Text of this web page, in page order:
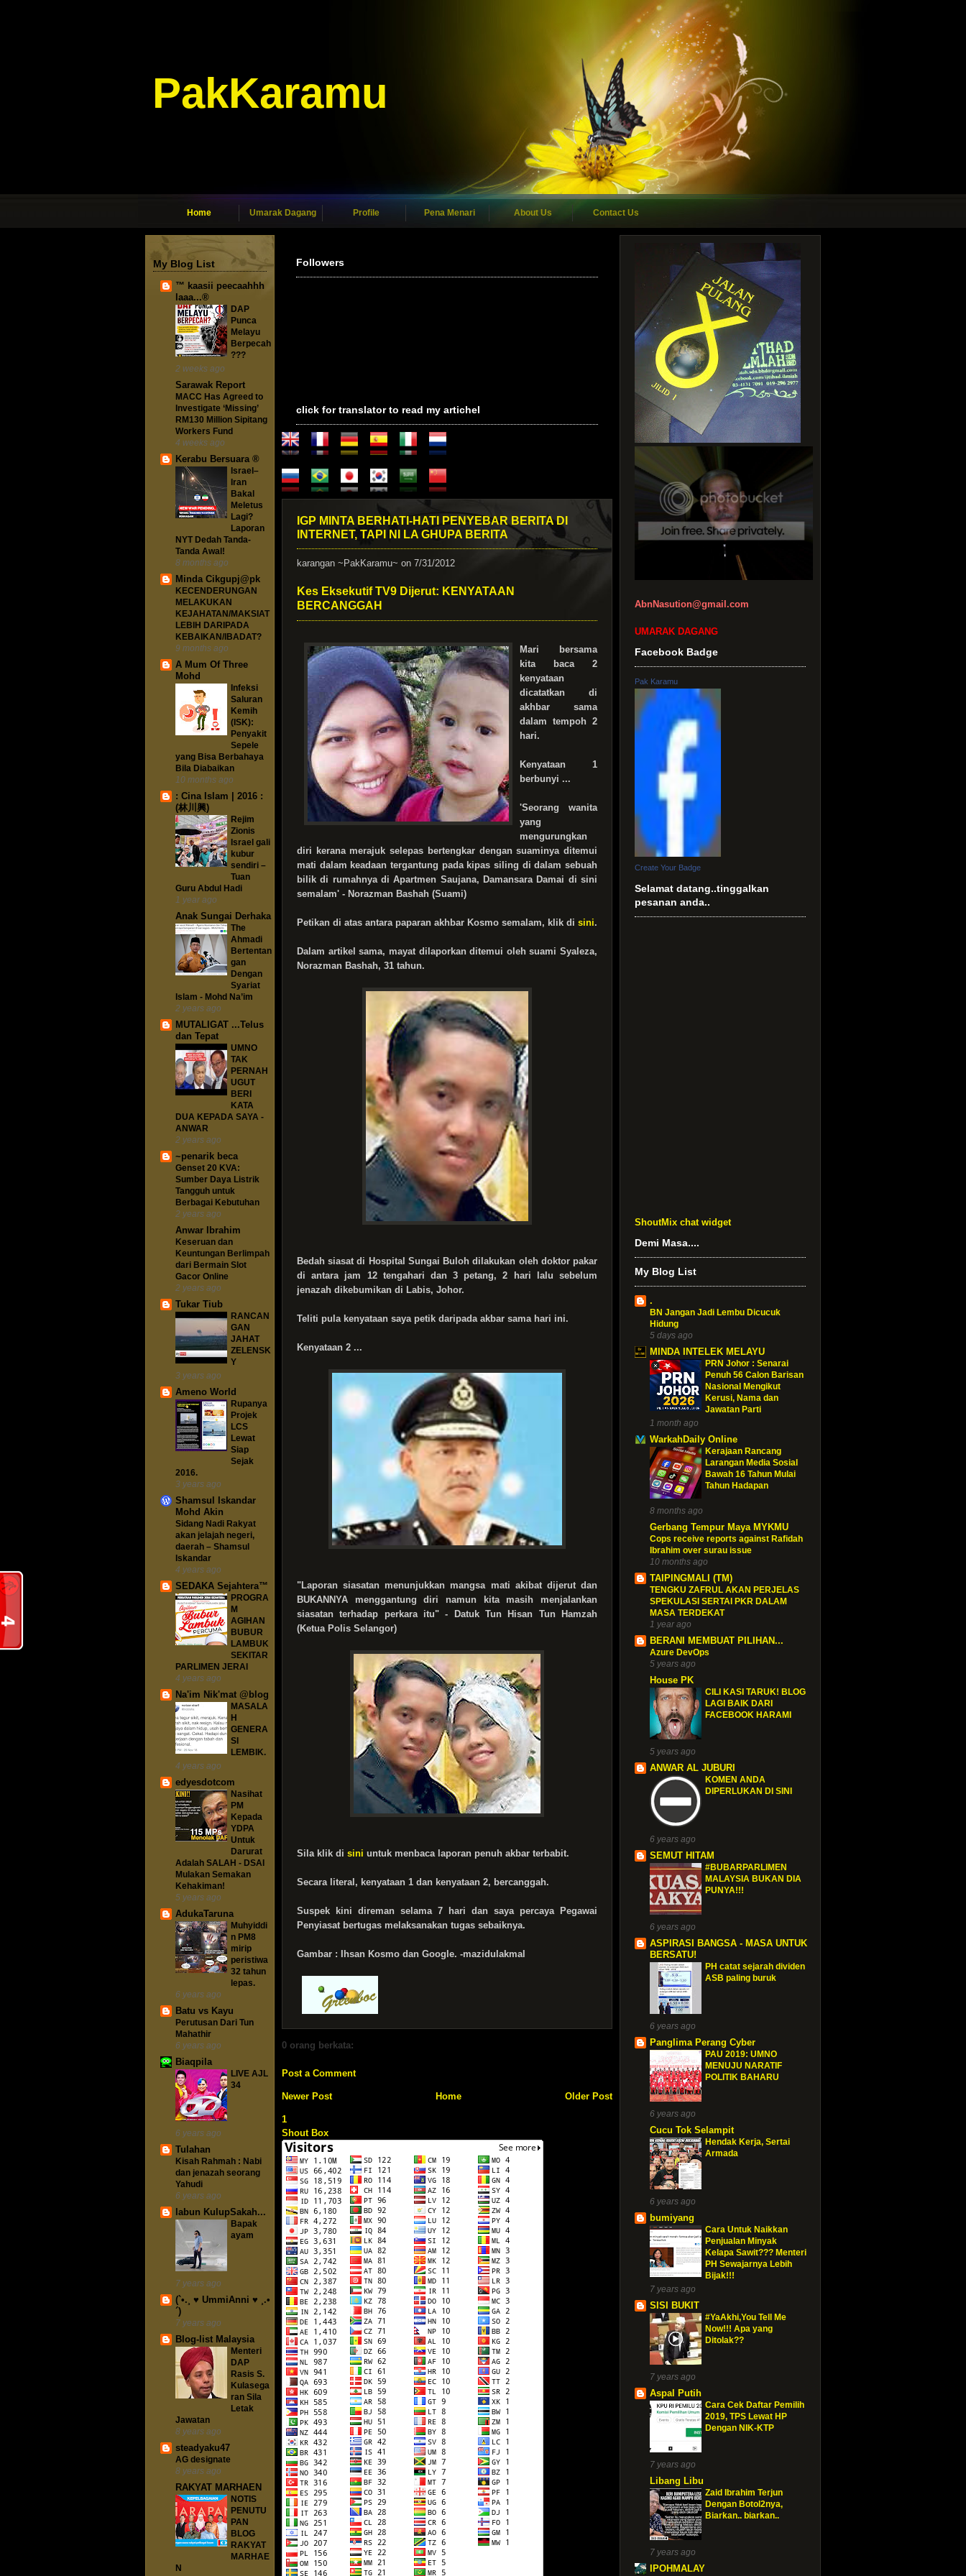
PakKaramu
Home Umarak Dagang Profile Pena Menari About Us Contact Us
My Blog List
™ kaasii peecaahhh
laaa...®
DAP
Punca
Melayu
Berpecah
???
2 weeks ago
Sarawak Report
MACC Has Agreed to
Investigate ‘Missing’
RM130 Million Sipitang
Workers Fund
4 weeks ago
Kerabu Bersuara ®
Israel–
Iran
Bakal
Meletus
Lagi?
Laporan
NYT Dedah Tanda-
Tanda Awal!
8 months ago
Minda Cikgupj@pk
KECENDERUNGAN
MELAKUKAN
KEJAHATAN/MAKSIAT
LEBIH DARIPADA
KEBAIKAN/IBADAT?
9 months ago
A Mum Of Three
Mohd
Infeksi
Saluran
Kemih
(ISK):
Penyakit
Sepele
yang Bisa Berbahaya
Bila Diabaikan
10 months ago
: Cina Islam | 2016 :
(林川興)
Rejim
Zionis
Israel gali
kubur
sendiri –
Tuan
Guru Abdul Hadi
1 year ago
Anak Sungai Derhaka
The
Ahmadi
Bertentan
gan
Dengan
Syariat
Islam - Mohd Na’im
2 years ago
MUTALIGAT ...Telus
dan Tepat
UMNO
TAK
PERNAH
UGUT
BERI
KATA
DUA KEPADA SAYA -
ANWAR
2 years ago
~penarik beca
Genset 20 KVA:
Sumber Daya Listrik
Tangguh untuk
Berbagai Kebutuhan
2 years ago
Anwar Ibrahim
Keseruan dan
Keuntungan Berlimpah
dari Bermain Slot
Gacor Online
2 years ago
Tukar Tiub
RANCAN
GAN
JAHAT
ZELENSK
Y
3 years ago
Ameno World
Rupanya
Projek
LCS
Lewat
Siap
Sejak
2016.
3 years ago
Shamsul Iskandar
Mohd Akin
Sidang Nadi Rakyat
akan jelajah negeri,
daerah – Shamsul
Iskandar
4 years ago
SEDAKA Sejahtera™
PROGRA
M
AGIHAN
BUBUR
LAMBUK
SEKITAR
PARLIMEN JERAI
4 years ago
Na'im Nik'mat @blog
MASALA
H
GENERA
SI
LEMBIK.
4 years ago
edyesdotcom
Nasihat
PM
Kepada
YDPA
Untuk
Darurat
Adalah SALAH - DSAI
Mulakan Semakan
Kehakiman!
5 years ago
AdukaTaruna
Muhyiddi
n PM8
mirip
peristiwa
32 tahun
lepas.
6 years ago
Batu vs Kayu
Perutusan Dari Tun
Mahathir
6 years ago
Biaqpila
LIVE AJL
34
6 years ago
Tulahan
Kisah Rahmah : Nabi
dan jenazah seorang
Yahudi
6 years ago
labun KulupSakah...
Bapak
ayam
7 years ago
(`•.¸ ♥ UmmiAnni ♥ ¸.•
´)
7 years ago
Blog-list Malaysia
Menteri
DAP
Rasis S.
Kulasega
ran Sila
Letak
Jawatan
8 years ago
steadyaku47
AG designate
8 years ago
RAKYAT MARHAEN
NOTIS
PENUTU
PAN
BLOG
RAKYAT
MARHAE
N
Followers
click for translator to read my artichel
IGP MINTA BERHATI-HATI PENYEBAR BERITA DI
INTERNET, TAPI NI LA GHUPA BERITA
karangan ~PakKaramu~ on 7/31/2012
Kes Eksekutif TV9 Dijerut: KENYATAAN
BERCANGGAH
Mari bersama
kita baca 2
kenyataan
dicatatkan di
akhbar sama
dalam tempoh 2
hari.
Kenyataan 1
berbunyi ...
'Seorang wanita
yang
mengurungkan
diri kerana merajuk selepas bertengkar dengan suaminya ditemui
mati dalam keadaan tergantung pada kipas siling di dalam sebuah
bilik di rumahnya di Apartmen Saujana, Damansara Damai di sini
semalam' - Norazman Bashah (Suami)
Petikan di atas antara paparan akhbar Kosmo semalam, klik di sini.
Dalam artikel sama, mayat dilaporkan ditemui oleh suami Syaleza,
Norazman Bashah, 31 tahun.
Bedah siasat di Hospital Sungai Buloh dilakukan oleh doktor pakar
di antara jam 12 tengahari dan 3 petang, 2 hari lalu sebelum
jenazah dikebumikan di Labis, Johor.
Teliti pula kenyataan saya petik daripada akbar sama hari ini.
Kenyataan 2 ...
"Laporan siasatan menunjukkan mangsa mati akibat dijerut dan
BUKANNYA menggantung diri namun kita masih menjalankan
siasatan terhadap perkara itu" - Datuk Tun Hisan Tun Hamzah
(Ketua Polis Selangor)
Sila klik di sini untuk menbaca laporan penuh akbar terbabit.
Secara literal, kenyataan 1 dan kenyataan 2, bercanggah.
Suspek kini direman selama 7 hari dan saya percaya Pegawai
Penyiasat bertugas melaksanakan tugas sebaiknya.
Gambar : Ihsan Kosmo dan Google. -mazidulakmal
0 orang berkata:
Post a Comment
Newer Post Older Post
Home
1
Shout Box
AbnNasution@gmail.com
UMARAK DAGANG
Facebook Badge
Pak Karamu
Create Your Badge
Selamat datang..tinggalkan
pesanan anda..
ShoutMix chat widget
Demi Masa....
My Blog List
.
BN Jangan Jadi Lembu Dicucuk
Hidung
5 days ago
MINDA INTELEK MELAYU
PRN Johor : Senarai
Penuh 56 Calon Barisan
Nasional Mengikut
Kerusi, Nama dan
Jawatan Parti
1 month ago
WarkahDaily Online
Kerajaan Rancang
Larangan Media Sosial
Bawah 16 Tahun Mulai
Tahun Hadapan
8 months ago
Gerbang Tempur Maya MYKMU
Cops receive reports against Rafidah
Ibrahim over surau issue
10 months ago
TAIPINGMALI (TM)
TENGKU ZAFRUL AKAN PERJELAS
SPEKULASI SERTAI PKR DALAM
MASA TERDEKAT
1 year ago
BERANI MEMBUAT PILIHAN...
Azure DevOps
5 years ago
House PK
CILI KASI TARUK! BLOG
LAGI BAIK DARI
FACEBOOK HARAMI
5 years ago
ANWAR AL JUBURI
KOMEN ANDA
DIPERLUKAN DI SINI
6 years ago
SEMUT HITAM
#BUBARPARLIMEN
MALAYSIA BUKAN DIA
PUNYA!!!
6 years ago
ASPIRASI BANGSA - MASA UNTUK
BERSATU!
PH catat sejarah dividen
ASB paling buruk
6 years ago
Panglima Perang Cyber
PAU 2019: UMNO
MENUJU NARATIF
POLITIK BAHARU
6 years ago
Cucu Tok Selampit
Hendak Kerja, Sertai
Armada
6 years ago
bumiyang
Cara Untuk Naikkan
Penjualan Minyak
Kelapa Sawit??? Menteri
PH Sewajarnya Lebih
Bijak!!!
7 years ago
SISI BUKIT
#YaAkhi,You Tell Me
Now!!! Apa yang
Ditolak??
7 years ago
Aspal Putih
Cara Cek Daftar Pemilih
2019, TPS Lewat HP
Dengan NIK-KTP
7 years ago
Libang Libu
Zaid Ibrahim Terjun
Dengan Botol2nya,
Biarkan.. biarkan..
7 years ago
IPOHMALAY